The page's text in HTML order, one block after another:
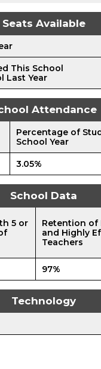
Seats Available
This School
Last Year
Attendance
Percentage of
School Year
3.05%
School Data
5 or
Retention of
and Highly
Teachers
97%
Technology